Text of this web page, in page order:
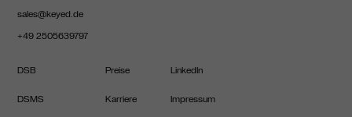
sales@keyed.de
+49 2505639797
DSB
DSMS
Preise
Karriere
LinkedIn
Impressum